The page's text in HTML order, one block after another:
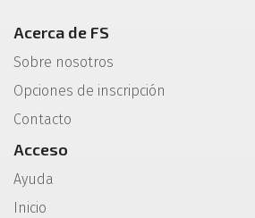
Acerca de FS
Sobre nosotros
Opciones de inscripción
Contacto
Acceso
Ayuda
Inicio